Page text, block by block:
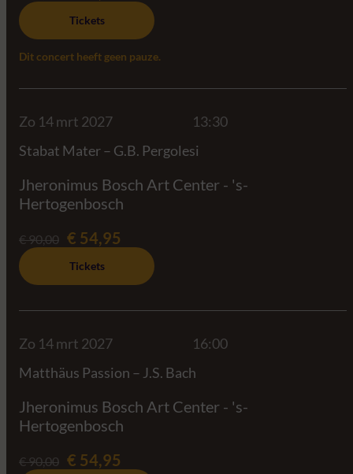
Tickets
Dit concert heeft geen pauze.
Zo 14 mrt 2027
13:30
Stabat Mater – G.B. Pergolesi
Jheronimus Bosch Art Center - 's-
Hertogenbosch
€ 90,00 € 54,95
Tickets
Zo 14 mrt 2027
16:00
Matthäus Passion – J.S. Bach
Jheronimus Bosch Art Center - 's-
Hertogenbosch
€ 90,00 € 54,95